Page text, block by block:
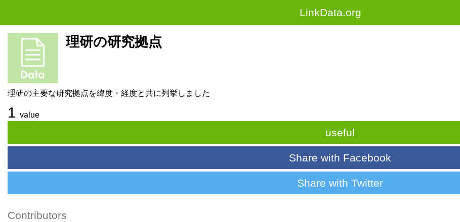
LinkData.org
理研の研究拠点
理研の主要な研究拠点を緯度・経度と共に列挙しました
1 value
useful
Share with Facebook
Share with Twitter
Contributors